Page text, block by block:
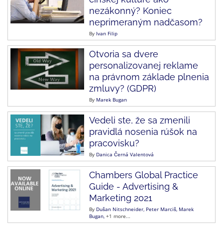
nezákonný? Koniec
neprimeraným nadčasom?
By Ivan Filip
Otvoria sa dvere
personalizovanej reklame
na právnom základe plnenia
zmluvy? (GDPR)
By Marek Bugan
Vedeli ste, že sa zmenili
pravidlá nosenia rúšok na
pracovisku?
By Danica Černá Valentová
Chambers Global Practice
Guide - Advertising &
Marketing 2021
By Dušan Nitschneider Peter Marciš Marek
Bugan +1 more...